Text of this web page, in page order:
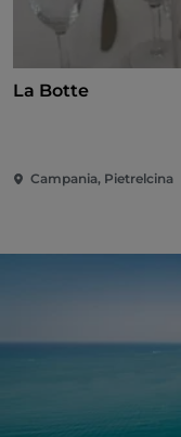
La Botte
Campania, Pietrelcina